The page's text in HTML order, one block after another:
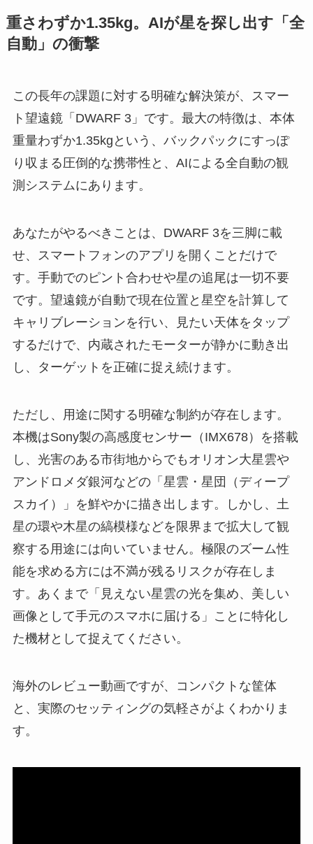
重さわずか1.35kg。AIが星を探し出す「全
自動」の衝撃
この長年の課題に対する明確な解決策が、スマー
ト望遠鏡「DWARF 3」です。最大の特徴は、本体
重量わずか1.35kgという、バックパックにすっぽ
り収まる圧倒的な携帯性と、AIによる全自動の観
測システムにあります。
あなたがやるべきことは、DWARF 3を三脚に載
せ、スマートフォンのアプリを開くことだけで
す。手動でのピント合わせや星の追尾は一切不要
です。望遠鏡が自動で現在位置と星空を計算して
キャリブレーションを行い、見たい天体をタップ
するだけで、内蔵されたモーターが静かに動き出
し、ターゲットを正確に捉え続けます。
ただし、用途に関する明確な制約が存在します。
本機はSony製の高感度センサー（IMX678）を搭載
し、光害のある市街地からでもオリオン大星雲や
アンドロメダ銀河などの「星雲・星団（ディープ
スカイ）」を鮮やかに描き出します。しかし、土
星の環や木星の縞模様などを限界まで拡大して観
察する用途には向いていません。極限のズーム性
能を求める方には不満が残るリスクが存在しま
す。あくまで「見えない星雲の光を集め、美しい
画像として手元のスマホに届ける」ことに特化し
た機材として捉えてください。
海外のレビュー動画ですが、コンパクトな筐体
と、実際のセッティングの気軽さがよくわかりま
す。